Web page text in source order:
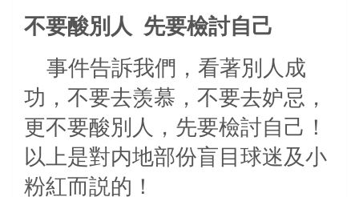
不要酸別人 先要檢討自己
事件告訴我們，看著別人成
功，不要去羡慕，不要去妒忌，
更不要酸別人，先要檢討自己！
以上是對内地部份盲目球迷及小
粉紅而説的！